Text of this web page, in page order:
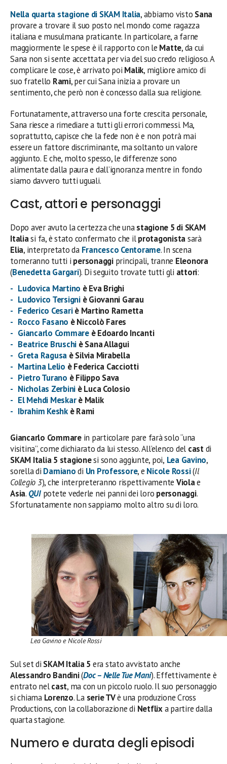
Nella quarta stagione di SKAM Italia, abbiamo visto Sana
provare a trovare il suo posto nel mondo come ragazza
italiana e musulmana praticante. In particolare, a farne
maggiormente le spese è il rapporto con le Matte, da cui
Sana non si sente accettata per via del suo credo religioso. A
complicare le cose, è arrivato poi Malik, migliore amico di
suo fratello Rami, per cui Sana inizia a provare un
sentimento, che però non è concesso dalla sua religione.
Fortunatamente, attraverso una forte crescita personale,
Sana riesce a rimediare a tutti gli errori commessi. Ma,
soprattutto, capisce che la fede non è e non potrà mai
essere un fattore discriminante, ma soltanto un valore
aggiunto. E che, molto spesso, le differenze sono
alimentate dalla paura e dall’ignoranza mentre in fondo
siamo davvero tutti uguali.
Cast, attori e personaggi
Dopo aver avuto la certezza che unastagione 5 di SKAM
Italiasi fa, è stato confermato che ilprotagonistasarà
Elia, interpretato da Francesco Centorame. In scena
torneranno tutti i personaggi principali, tranne Eleonora
(Benedetta Gargari). Di seguito trovate tutti gli attori:
Ludovica Martino è Eva Brighi
Ludovico Tersigniè Giovanni Garau
Federico Cesariè Martino Rametta
Rocco Fasano è Niccolò Fares
Giancarlo Commareè Edoardo Incanti
Beatrice Bruschi è Sana Allagui
Greta Ragusa è Silvia Mirabella
Martina Lelio è Federica Cacciotti
Pietro Turano è Filippo Sava
Nicholas Zerbini è Luca Colosio
El Mehdi Meskarè Malik
Ibrahim Keshk è Rami
Giancarlo Commare in particolare pare farà solo “una
visitina”, come dichiarato da lui stesso. All’elenco del castdi
SKAM Italia 5 stagionesi sono aggiunte, poi, Lea Gavino,
sorella di Damianodi Un Professore, e Nicole Rossi(Il
Collegio 3), che interpreteranno rispettivamente Violae
Asia. QUIpotete vederle nei panni dei loro personaggi.
Sfortunatamente non sappiamo molto altro su di loro.
Lea Gavino e Nicole Rossi
Sul set di SKAM Italia 5 era stato avvistato anche
Alessandro Bandini(Doc – Nelle Tue Mani). Effettivamente è
entrato nelcast, ma con un piccolo ruolo. Il suo personaggio
si chiama Lorenzo. La serie TVè una produzione Cross
Productions, con la collaborazione di Netflixa partire dalla
quarta stagione.
Numero e durata degli episodi